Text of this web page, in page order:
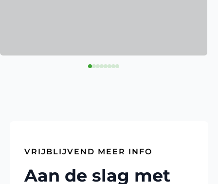
VRIJBLIJVEND MEER INFO
Aan de slag met